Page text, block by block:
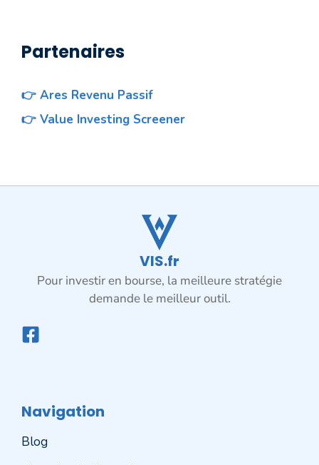
Partenaires
👉 Ares Revenu Passif
👉 Value Investing Screener
VIS.fr
Pour investir en bourse, la meilleure stratégie
demande le meilleur outil.
Navigation
Blog